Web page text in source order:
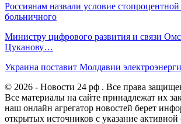
Россиянам назвали условие
больничного
Министру цифрового развития и связи
Цуканову…
Украина поставит Молдавии
© 2026 - Новости 24 рф . Все права
Все материалы на сайте принадлежат их
наш онлайн агрегатор новостей берет
открытых источников с указание активной